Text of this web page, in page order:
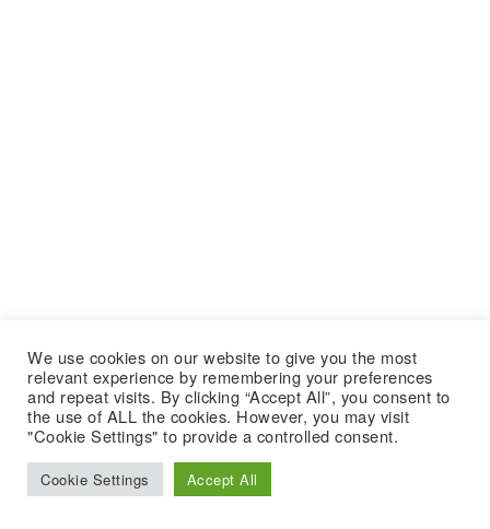
We use cookies on our website to give you the most
relevant experience by remembering your preferences
and repeat visits. By clicking “Accept All”, you consent to
the use of ALL the cookies. However, you may visit
"Cookie Settings" to provide a controlled consent.
Cookie Settings Accept All